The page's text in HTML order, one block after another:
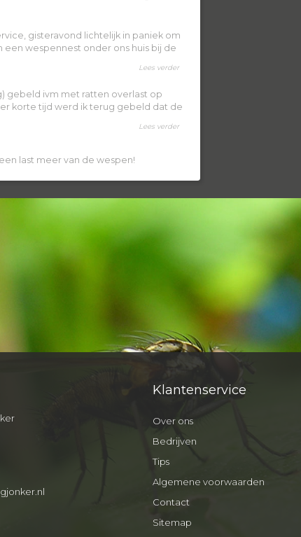
gisteravond lichtelijk in paniek om
een wespennest onder ons huis bij de
Lees verder
gebeld ivm met ratten overlast op
korte tijd werd ik terug gebeld dat de
Lees verder
last meer van de wespen!
Klantenservice
Over ons
Bedrijven
Tips
Algemene voorwaarden
Contact
Sitemap